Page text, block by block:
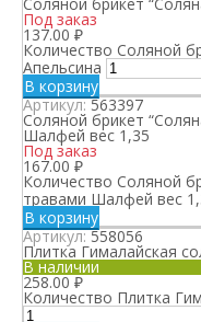
Под заказ
137.00 ₽
Количество Соляной
Апельсина
В корзину
Артикул:563397
Соляной брикет
Шалфей вес 1,35
Под заказ
167.00 ₽
Количество Соляной
травами Шалфей вес
В корзину
Артикул:558056
Плитка Гималайская
В наличии
258.00₽
Количество Плитка